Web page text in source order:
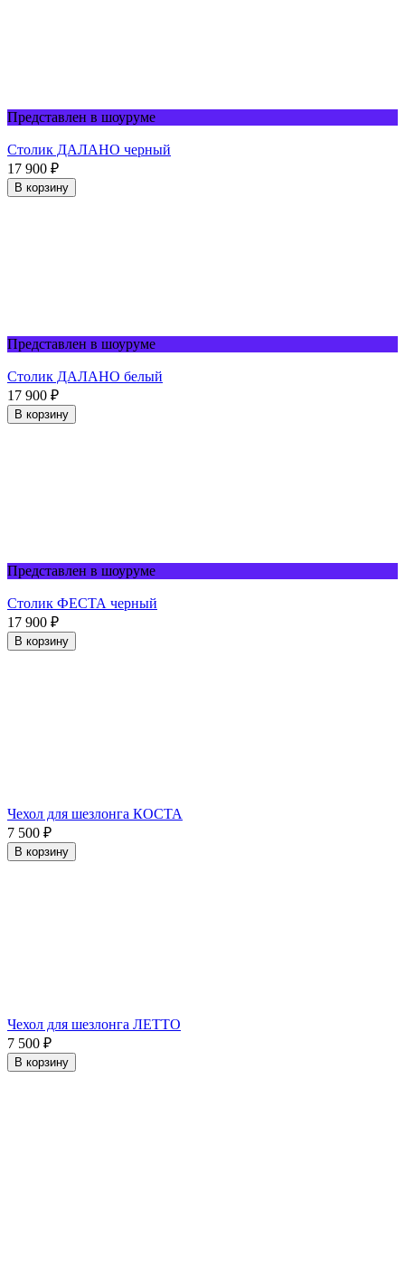
Представлен в шоуруме
Столик ДАЛАНО черный
17 900 ₽
В корзину
Представлен в шоуруме
Столик ДАЛАНО белый
17 900 ₽
В корзину
Представлен в шоуруме
Столик ФЕСТА черный
17 900 ₽
В корзину
Чехол для шезлонга КОСТА
7 500 ₽
В корзину
Чехол для шезлонга ЛЕТТО
7 500 ₽
В корзину